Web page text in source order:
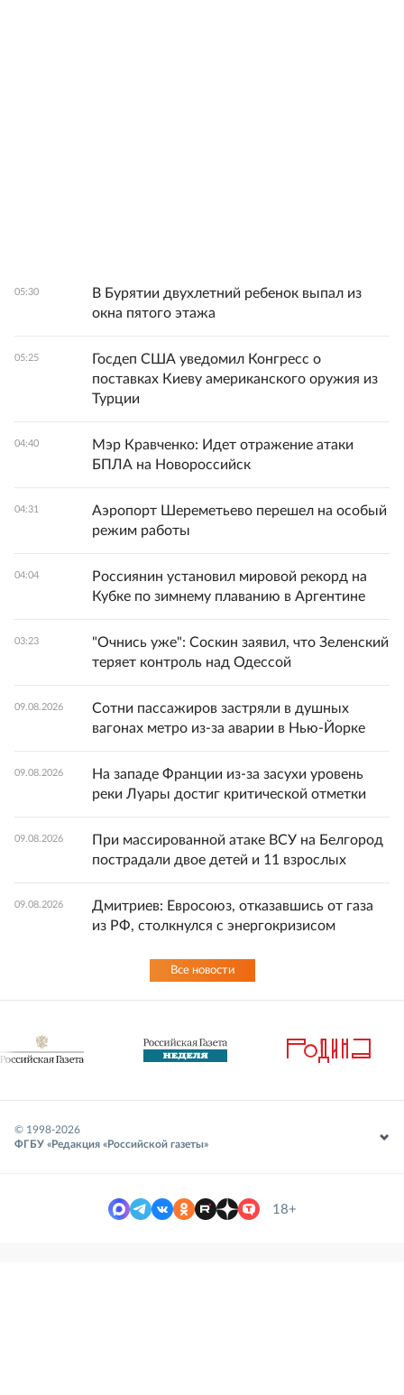
05:30
В Бурятии двухлетний ребенок выпал из
окна пятого этажа
05:25
Госдеп США уведомил Конгресс о
поставках Киеву американского оружия из
Турции
04:40
Мэр Кравченко: Идет отражение атаки
БПЛА на Новороссийск
04:31
Аэропорт Шереметьево перешел на особый
режим работы
04:04
Россиянин установил мировой рекорд на
Кубке по зимнему плаванию в Аргентине
03:23
"Очнись уже": Соскин заявил, что Зеленский
теряет контроль над Одессой
09.08.2026
Сотни пассажиров застряли в душных
вагонах метро из-за аварии в Нью-Йорке
09.08.2026
На западе Франции из-за засухи уровень
реки Луары достиг критической отметки
09.08.2026
При массированной атаке ВСУ на Белгород
пострадали двое детей и 11 взрослых
09.08.2026
Дмитриев: Евросоюз, отказавшись от газа
из РФ, столкнулся с энергокризисом
Все новости
© 1998-2026
ФГБУ «Редакция «Российской газеты»
18+